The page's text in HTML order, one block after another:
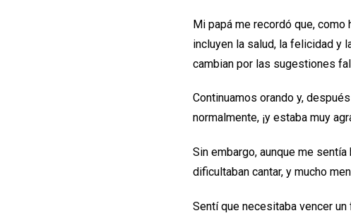
Mi papá me recordó que,
incluyen la salud, la felicidad
cambian por las sugestiones
Continuamos orando y,
normalmente, ¡y estaba muy
Sin embargo, aunque me
dificultaban cantar, y mucho
Sentí que necesitaba vencer